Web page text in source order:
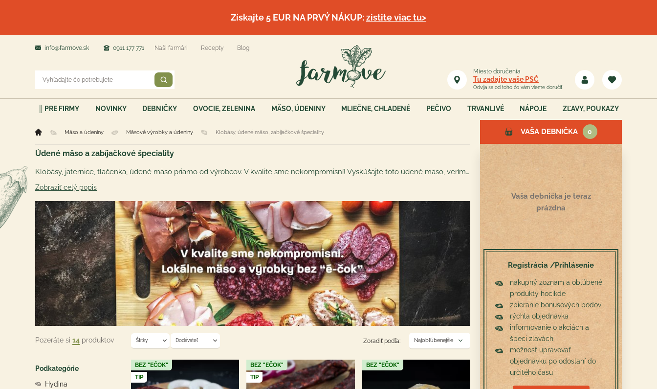
Získajte 5 EUR NA PRVÝ NÁKUP:zistite viac tu>
info@farmove.sk 0911 177 771 Naši farmári Recepty Blog
Miesto doručenia
Tu zadajte vaše PSČ
Odvíja sa od toho čo vám vieme doručiť
║ PRE FIRMY NOVINKY DEBNIČKY OVOCIE, ZELENINA MÄSO, ÚDENINY MLIEČNE, CHLADENÉ PEČIVO TRVANLIVÉ NÁPOJE ZĽAVY, POUKAZY
Mäso a údeniny Mäsové výrobky a údeniny Klobásy, údené mäso, zabíjačkové špeciality
Údené mäso a zabíjačkové špeciality
Klobásy, jaternice, tlačenka, údené mäso priamo od výrobcov. V kvalite sme nekompromisní! Vyskúšajte toto údené mäso, veríme, že ste tak dobré možno ešte nejedli. Ide to aj bez "éčok" a konzervantov.
Zobraziť celý popis
Pozeráte si 14 produktov Štítky Dodávateľ Zoradiť podľa: Najobľúbenejšie
Podkategórie
Hydina
BEZ "EČOK"
TIP
BEZ "EČOK"
TIP
BEZ "EČOK"
VAŠA DEBNIČKA 0
Vaša debnička je teraz
prázdna
Registrácia /Prihlásenie
nákupný zoznam a obľúbené
produkty hocikde
zbieranie bonusových bodov
rýchla objednávka
informovanie o akciách a
špeci zľavách
možnosť upravovať
objednávku po odoslaní do
určitého času